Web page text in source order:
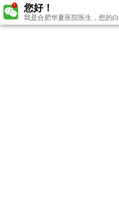
您好！
我是合肥华夏医院医生，您的